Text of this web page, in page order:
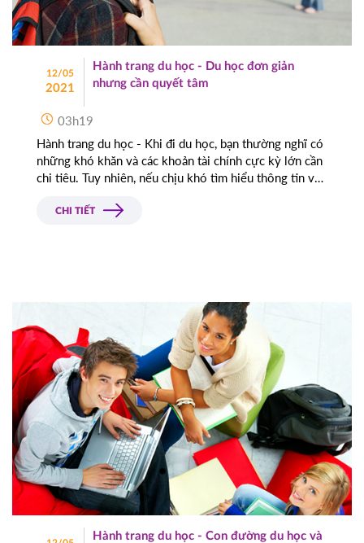
12/05
2021
Hành trang du học - Du học đơn giản
nhưng cần quyết tâm
03h19
Hành trang du học - Khi đi du học, bạn thường nghĩ có
những khó khăn và các khoản tài chính cực kỳ lớn cần
chi tiêu. Tuy nhiên, nếu chịu khó tìm hiểu thông tin và
được ước mơ du học tại các trường đại học danh tiếng
CHI TIẾT
Hành trang du học - Con đường du học và